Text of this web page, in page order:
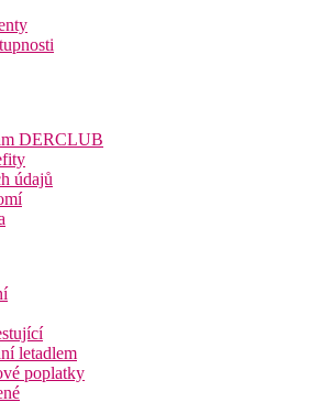
DERCLUB
údajů
letadlem
poplatky